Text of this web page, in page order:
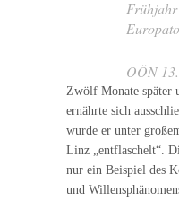
OÖN
Zwölf Monate später
ernährte sich
wurde er unter
Linz „entflaschelt“.
nur ein Beispiel des
und